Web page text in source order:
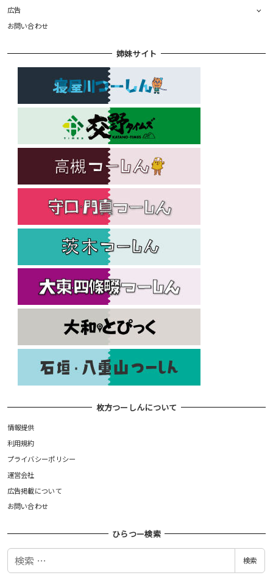
広告
お問い合わせ
姉妹サイト
枚方つーしんについて
情報提供
利用規約
プライバシーポリシー
運営会社
広告掲載について
お問い合わせ
ひらつー検索
検
検索